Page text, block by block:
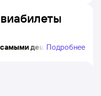
самыми дешёвыми
по клику к поиску
Подробнее